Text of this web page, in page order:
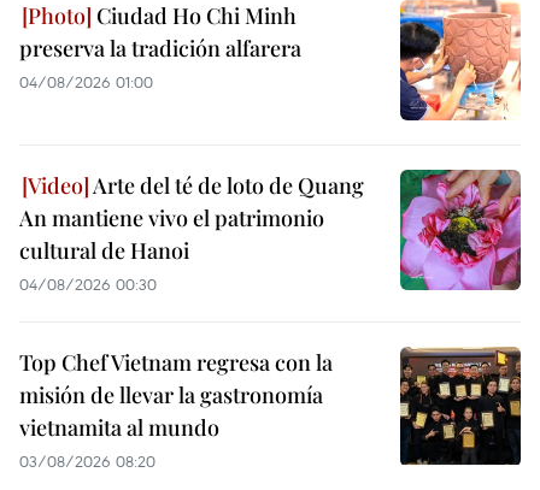
Ciudad Ho Chi Minh
preserva la tradición alfarera
04/08/2026 01:00
Arte del té de loto de Quang
An mantiene vivo el patrimonio
cultural de Hanoi
04/08/2026 00:30
Top Chef Vietnam regresa con la
misión de llevar la gastronomía
vietnamita al mundo
03/08/2026 08:20